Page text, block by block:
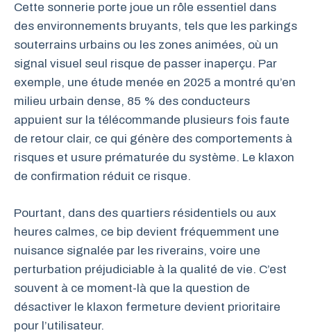
Cette sonnerie porte joue un rôle essentiel dans
des environnements bruyants, tels que les parkings
souterrains urbains ou les zones animées, où un
signal visuel seul risque de passer inaperçu. Par
exemple, une étude menée en 2025 a montré qu’en
milieu urbain dense, 85 % des conducteurs
appuient sur la télécommande plusieurs fois faute
de retour clair, ce qui génère des comportements à
risques et usure prématurée du système. Le klaxon
de confirmation réduit ce risque.
Pourtant, dans des quartiers résidentiels ou aux
heures calmes, ce bip devient fréquemment une
nuisance signalée par les riverains, voire une
perturbation préjudiciable à la qualité de vie. C’est
souvent à ce moment-là que la question de
désactiver le klaxon fermeture devient prioritaire
pour l’utilisateur.